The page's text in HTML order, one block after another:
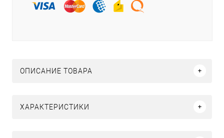
ОПИСАНИЕ ТОВАРА
ХАРАКТЕРИСТИКИ